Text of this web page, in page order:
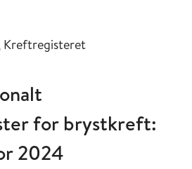
Kreftregisteret
for brystkreft:
2024